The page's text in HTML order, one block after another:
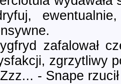
zafalował
zgrzytliwy
- Snape